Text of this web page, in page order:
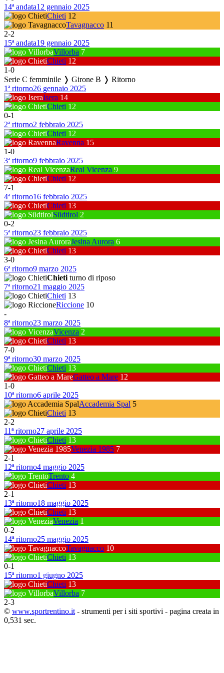
14ª andata12 gennaio 2025
Chieti 12
Tavagnacco 11
2-2
15ª andata19 gennaio 2025
Villorba 7
Chieti 12
1-0
Serie C femminile ❭ Girone B ❭ Ritorno
1ª ritorno26 gennaio 2025
Isera 14
Chieti 12
0-1
2ª ritorno2 febbraio 2025
Chieti 12
Ravenna 15
1-0
3ª ritorno9 febbraio 2025
Real Vicenza 9
Chieti 12
7-1
4ª ritorno16 febbraio 2025
Chieti 13
Südtirol 2
0-2
5ª ritorno23 febbraio 2025
Jesina Aurora 6
Chieti 13
3-0
6ª ritorno9 marzo 2025
Chieti turno di riposo
7ª ritorno21 maggio 2025
Chieti 13
Riccione 10
-
8ª ritorno23 marzo 2025
Vicenza 2
Chieti 13
7-0
9ª ritorno30 marzo 2025
Chieti 13
Gatteo a Mare 12
1-0
10ª ritorno6 aprile 2025
Accademia Spal 5
Chieti 13
2-2
11ª ritorno27 aprile 2025
Chieti 13
Venezia 1985 7
2-1
12ª ritorno4 maggio 2025
Trento 4
Chieti 13
2-1
13ª ritorno18 maggio 2025
Chieti 13
Venezia 1
0-2
14ª ritorno25 maggio 2025
Tavagnacco 10
Chieti 13
0-1
15ª ritorno1 giugno 2025
Chieti 13
Villorba 7
2-3
© www.sportrentino.it - strumenti per i siti sportivi - pagina creata in
0,531 sec.